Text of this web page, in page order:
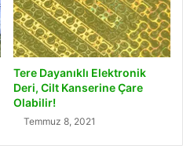
Tere Dayanıklı Elektronik
Deri, Cilt Kanserine Çare
Olabilir!
Temmuz 8, 2021